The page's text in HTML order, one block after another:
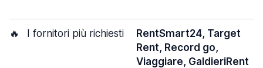
🔥 I fornitori più richiesti
RentSmart24, Target
Rent, Record go,
Viaggiare, GaldieriRent